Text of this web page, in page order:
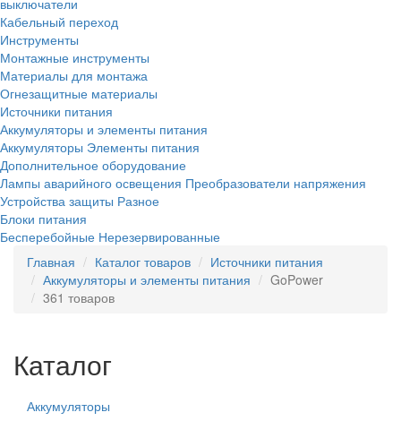
выключатели
Кабельный переход
Инструменты
Монтажные инструменты
Материалы для монтажа
Огнезащитные материалы
Источники питания
Аккумуляторы и элементы питания
Аккумуляторы Элементы питания
Дополнительное оборудование
Лампы аварийного освещения Преобразователи напряжения
Устройства защиты Разное
Блоки питания
Бесперебойные Нерезервированные
Главная
Каталог товаров
Источники питания
Аккумуляторы и элементы питания
GoPower
361 товаров
Каталог
Аккумуляторы